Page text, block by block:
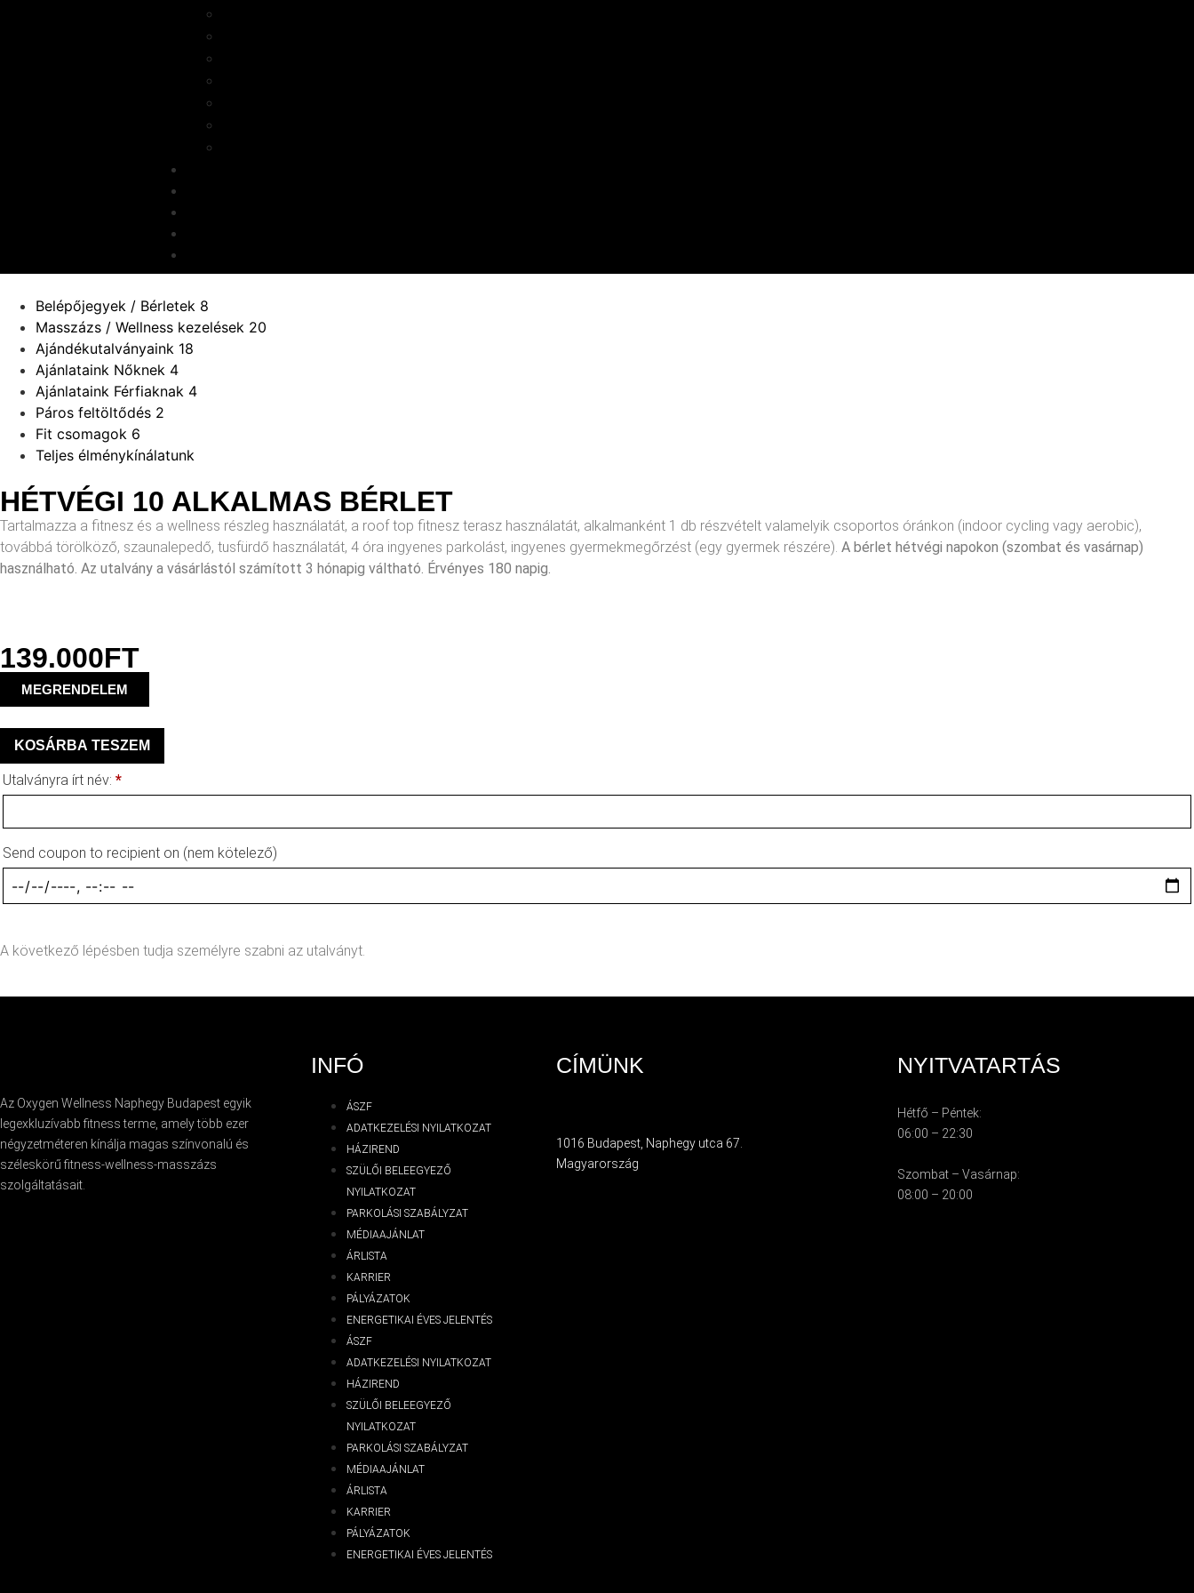
Belépőjegyek / Bérletek 8
Masszázs / Wellness kezelések 20
Ajándékutalványaink 18
Ajánlataink Nőknek 4
Ajánlataink Férfiaknak 4
Páros feltöltődés 2
Fit csomagok 6
Teljes élménykínálatunk
HÉTVÉGI 10 ALKALMAS BÉRLET
Tartalmazza a fitnesz és a wellness részleg használatát, a roof top fitnesz terasz használatát, alkalmanként 1 db részvételt valamelyik csoportos óránkon (indoor cycling vagy aerobic),
továbbá törölköző, szaunalepedő, tusfürdő használatát, 4 óra ingyenes parkolást, ingyenes gyermekmegőrzést (egy gyermek részére). A bérlet hétvégi napokon (szombat és vasárnap)
használható. Az utalvány a vásárlástól számított 3 hónapig váltható. Érvényes 180 napig.
139.000FT
MEGRENDELEM
KOSÁRBA TESZEM
Utalványra írt név: *
Send coupon to recipient on (nem kötelező)
A következő lépésben tudja személyre szabni az utalványt.
Az Oxygen Wellness Naphegy Budapest egyik
legexkluzívabb fitnessterme, amely több ezer
négyzetméteren kínálja magas színvonalú és
széleskörű fitness-wellness-masszázs
szolgáltatásait.
INFÓ
ÁSZF
ADATKEZELÉSI NYILATKOZAT
HÁZIREND
SZÜLŐI BELEEGYEZŐ
NYILATKOZAT
PARKOLÁSI SZABÁLYZAT
MÉDIAAJÁNLAT
ÁRLISTA
KARRIER
PÁLYÁZATOK
ENERGETIKAI ÉVES JELENTÉS
ÁSZF
ADATKEZELÉSI NYILATKOZAT
HÁZIREND
SZÜLŐI BELEEGYEZŐ
NYILATKOZAT
PARKOLÁSI SZABÁLYZAT
MÉDIAAJÁNLAT
ÁRLISTA
KARRIER
PÁLYÁZATOK
ENERGETIKAI ÉVES JELENTÉS
CÍMÜNK
1016 Budapest, Naphegy utca 67.
Magyarország
NYITVATARTÁS
Hétfő – Péntek:
06:00 – 22:30
Szombat – Vasárnap:
08:00 – 20:00